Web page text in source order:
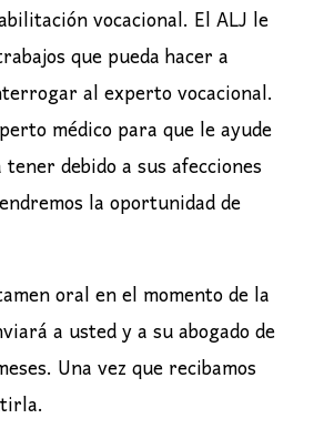
vocacional. El ALJ le
que pueda hacer a
al experto vocacional.
médico para que le ayude
debido a sus afecciones
la oportunidad de
oral en el momento de la
a usted y a su abogado de
Una vez que recibamos